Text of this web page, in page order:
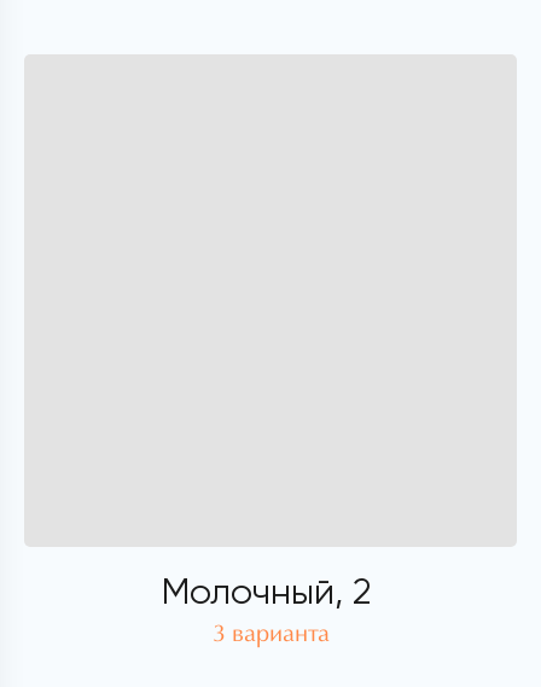
Молочный, 2
3 варианта